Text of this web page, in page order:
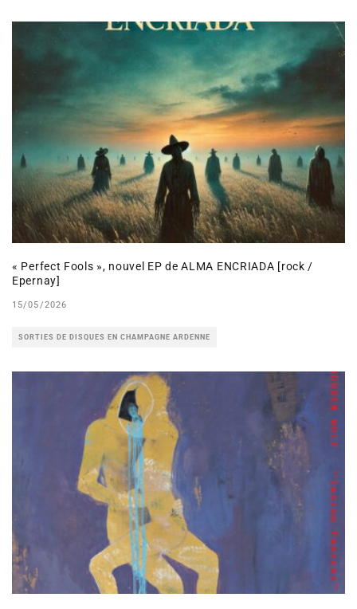
« Perfect Fools », nouvel EP de ALMA ENCRIADA [rock /
Epernay]
15/05/2026
SORTIES DE DISQUES EN CHAMPAGNE ARDENNE